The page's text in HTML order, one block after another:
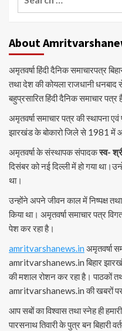
About
अमृतवर्षा हिंदी दैनिक समाचारपत्र
तथा देश की कोयला राजधानी धनबाद
बहुप्रसारित हिंदी दैनिक समाचार पत्र
अमृतवर्षा समाचार पत्र की स्थापना
झारखंड के बोकारो जिले से 1981 में
अमृतवर्षा के संस्थापक संपादकस्व-
दिसंबर को नई दिल्ली में हो गया
था।
उन्होंने अपने जीवन काल में निष्पक्ष
किया था। अमृतवर्षा समाचार पत्र
पेश कर रहा है।
amritvarshanews.in अमृतवर्षा
amritvarshanews.in बिहार
की मशाल रोशन कर रहा है। पाठकों
amritvarshanews.in की खबरों पर
आप सबों का विश्वास तथा स्नेह ही
पारसनाथ तिवारी के पुत्र बन